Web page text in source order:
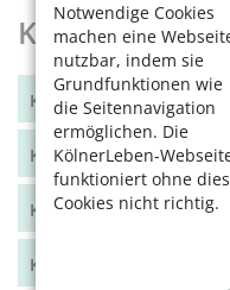
Notwendige Cookies
machen eine
nutzbar, indem sie
Grundfunktionen wie
die Seitennavigation
ermöglichen. Die
KölnerLeben-
funktioniert ohne
Cookies nicht richtig.
KölnerLeben
KölnerLeben Winter 2025
KölnerLeben Sommer
KölnerLeben Frühjahr
KölnerLeben Winter